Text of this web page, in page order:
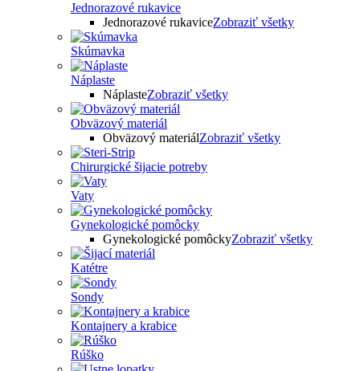
Jednorazové rukavice
Jednorazové rukaviceZobraziť všetky
Skúmavka
Náplaste
NáplasteZobraziť všetky
Obväzový materiál
Obväzový materiálZobraziť všetky
Chirurgické šijacie potreby
Vaty
Gynekologické pomôcky
Gynekologické pomôckyZobraziť všetky
Katétre
Sondy
Kontajnery a krabice
Rúško